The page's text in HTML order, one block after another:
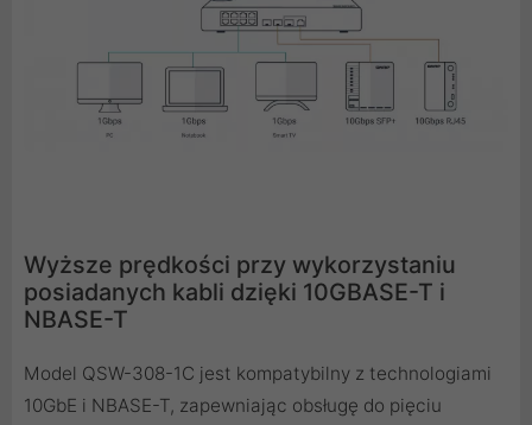
Wyższe prędkości przy wykorzystaniu
posiadanych kabli dzięki 10GBASE-T i
NBASE-T
Model QSW-308-1C jest kompatybilny z technologiami
10GbE i NBASE-T, zapewniając obsługę do pięciu